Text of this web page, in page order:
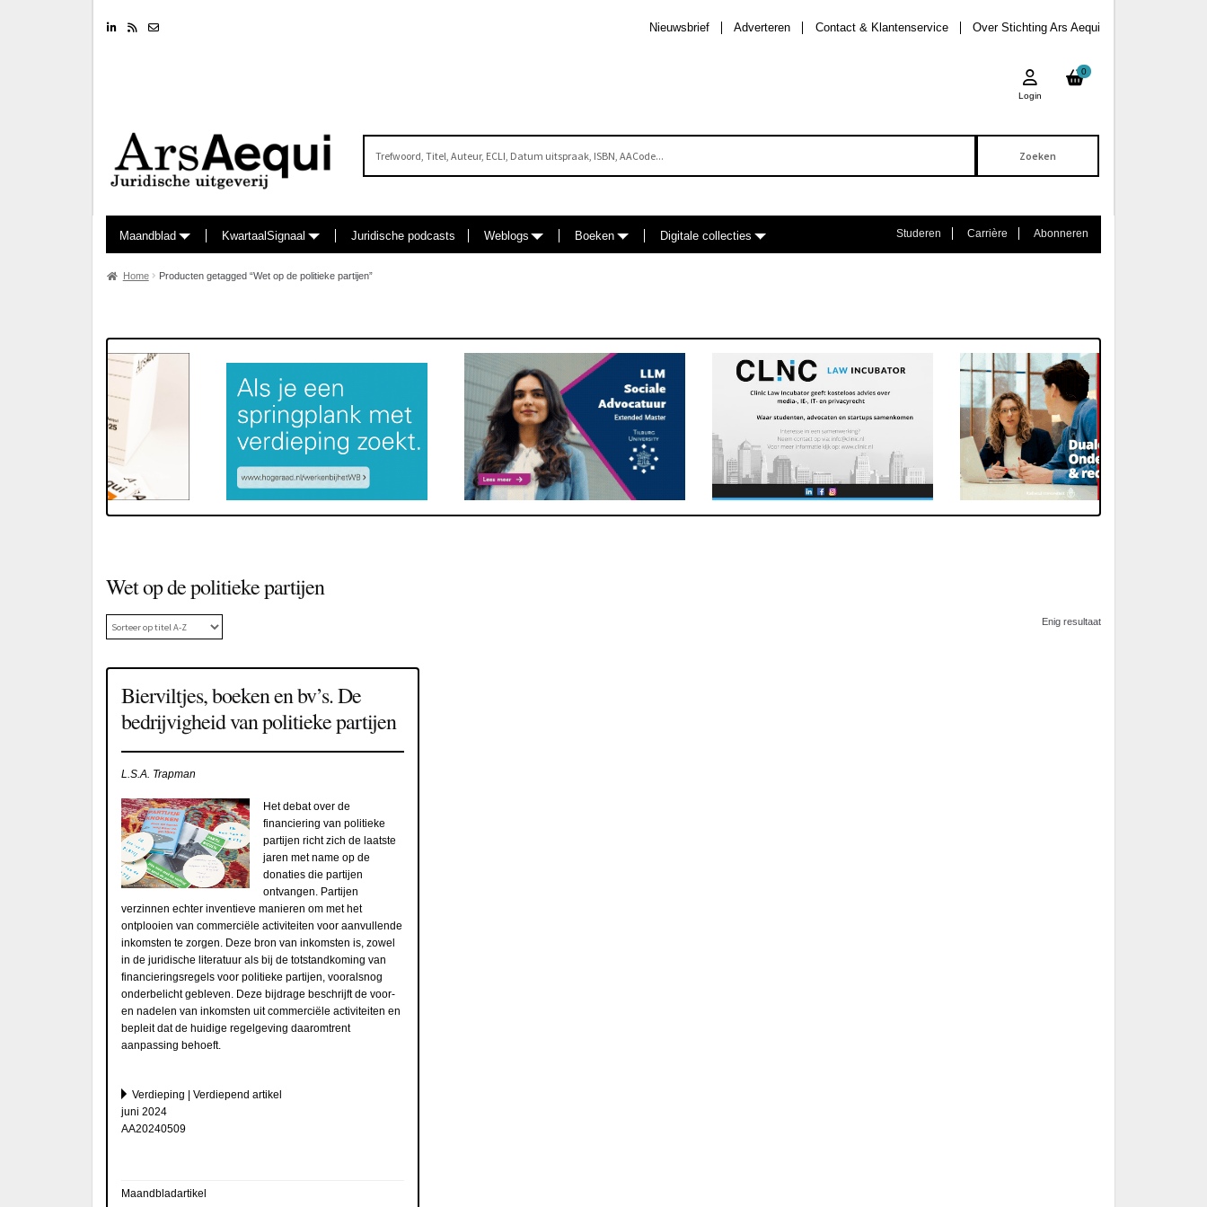
LinkedinRSS feed Over Stichting Ars Aequi
Contact & Klantenservice
Adverteren
Nieuwsbrief
0
Login
Maandblad KwartaalSignaal Juridische podcasts Weblogs Boeken Digitale collecties Studeren Carrière Abonneren
Home Producten getagged “Wet op de politieke partijen”
Wet op de politieke partijen
Enig resultaat
Bierviltjes, boeken en bv’s. De
bedrijvigheid van politieke partijen
L.S.A. Trapman
Het debat over de
financiering van politieke
partijen richt zich de laatste
jaren met name op de
donaties die partijen
ontvangen. Partijen
verzinnen echter inventieve manieren om met het
ontplooien van commerciële activiteiten voor aanvullende
inkomsten te zorgen. Deze bron van inkomsten is, zowel
in de juridische literatuur als bij de totstandkoming van
financieringsregels voor politieke partijen, vooralsnog
onderbelicht gebleven. Deze bijdrage beschrijft de voor-
en nadelen van inkomsten uit commerciële activiteiten en
bepleit dat de huidige regelgeving daaromtrent
aanpassing behoeft.
Verdieping | Verdiepend artikel
juni 2024
AA20240509
Maandbladartikel